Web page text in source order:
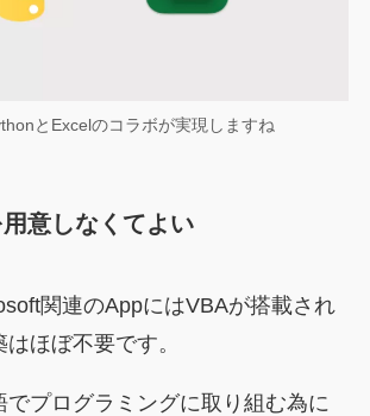
とExcelのコラボが実現しますね
意しなくてよい
関連のAppにはVBAが搭載され
ほぼ不要です。
でプログラミングに取り組む為に